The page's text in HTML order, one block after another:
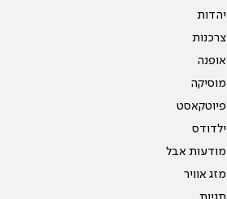
יהדות
צרכנות
אופנה
מוסיקה
פיוטקאסט
ילדודס
מודעות אבל
מזג אוויר